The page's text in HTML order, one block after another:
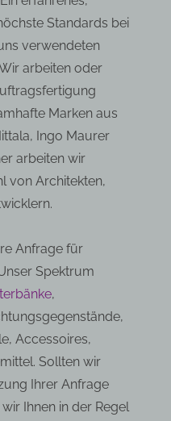
Standards bei
verwendeten
arbeiten oder
Marken aus
Ingo Maurer
arbeiten wir
von Architekten,
Anfrage für
Spektrum
,
Accessoires,
Sollten wir
Ihrer Anfrage
Ihnen in der Regel